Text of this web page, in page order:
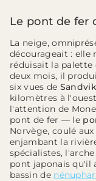
Le pont de fer
La neige,
décourageait : elle
réduisait la palette
deux mois, il
six vues de
kilomètres à
l'attention de
pont de fer — le
Norvège, coulé
enjambant la
spécialistes,
pont japonais qu'il
bassin de